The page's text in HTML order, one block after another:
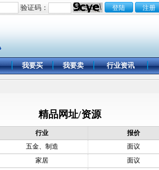
验证码：
我要买 我要卖 行业资讯
精品网址/资源
行业 报价
五金、制造 面议
家居 面议